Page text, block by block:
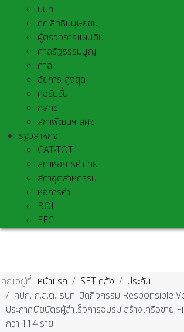
ปปท.
กก.สิทธิมนุษยชน
ผู้ตรวจการแผ่นดิน
ศาลรัฐธรรมนูญ
ศาล
อัยการ-สูงสุด
คอรัปชั่น
กสทช.
สภาพัฒน์ฯ สศช.
รัฐวิสาหกิจ
CAT-TOT
สภาหอการค้าไทย
สภาอุตสาหกรรม
หอการค้า
BOI
EEC
คุณอยู่ที่: หน้าแรก SET-คลัง
ประกัน
คปภ.-ก.ล.ต.-ธปท. ปิดกิจกรรม Responsible
ประกาศนียบัตรผู้สำเร็จการอบรม สร้างเครือข่า
กว่า 114 ราย